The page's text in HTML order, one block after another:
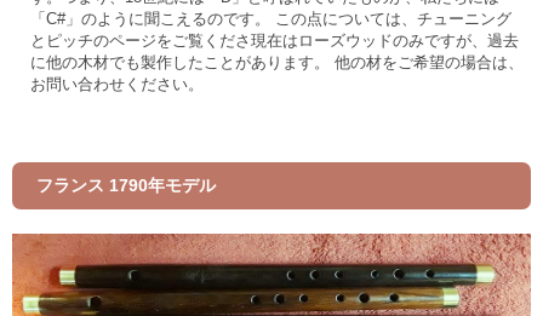
「C#」のように聞こえるのです。 この点については、チューニング
とピッチのページをご覧くださ現在はローズウッドのみですが、過去
に他の木材でも製作したことがあります。 他の材をご希望の場合は、
お問い合わせください。
フランス 1790年モデル